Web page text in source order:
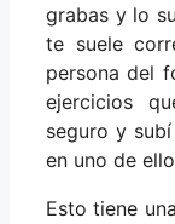
grabas y lo
te suele
persona del
ejercicios
seguro y
en uno de
Esto tiene